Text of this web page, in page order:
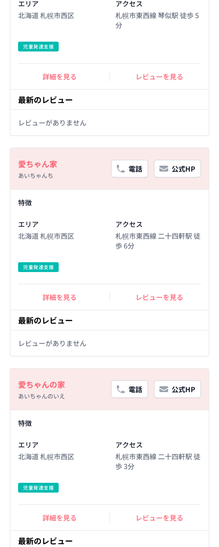
エリア
北海道 札幌市西区
アクセス
札幌市東西線 琴似駅 徒歩 5
分
児童発達支援
詳細を見る レビューを見る
最新のレビュー
レビューがありません
愛ちゃん家
あいちゃんち
電話 公式HP
特徴
エリア
北海道 札幌市西区
アクセス
札幌市東西線 二十四軒駅 徒
歩 6分
児童発達支援
詳細を見る レビューを見る
最新のレビュー
レビューがありません
愛ちゃんの家
あいちゃんのいえ
電話 公式HP
特徴
エリア
北海道 札幌市西区
アクセス
札幌市東西線 二十四軒駅 徒
歩 3分
児童発達支援
詳細を見る レビューを見る
最新のレビュー